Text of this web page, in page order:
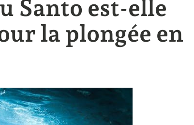
Santo est-elle
la plongée en